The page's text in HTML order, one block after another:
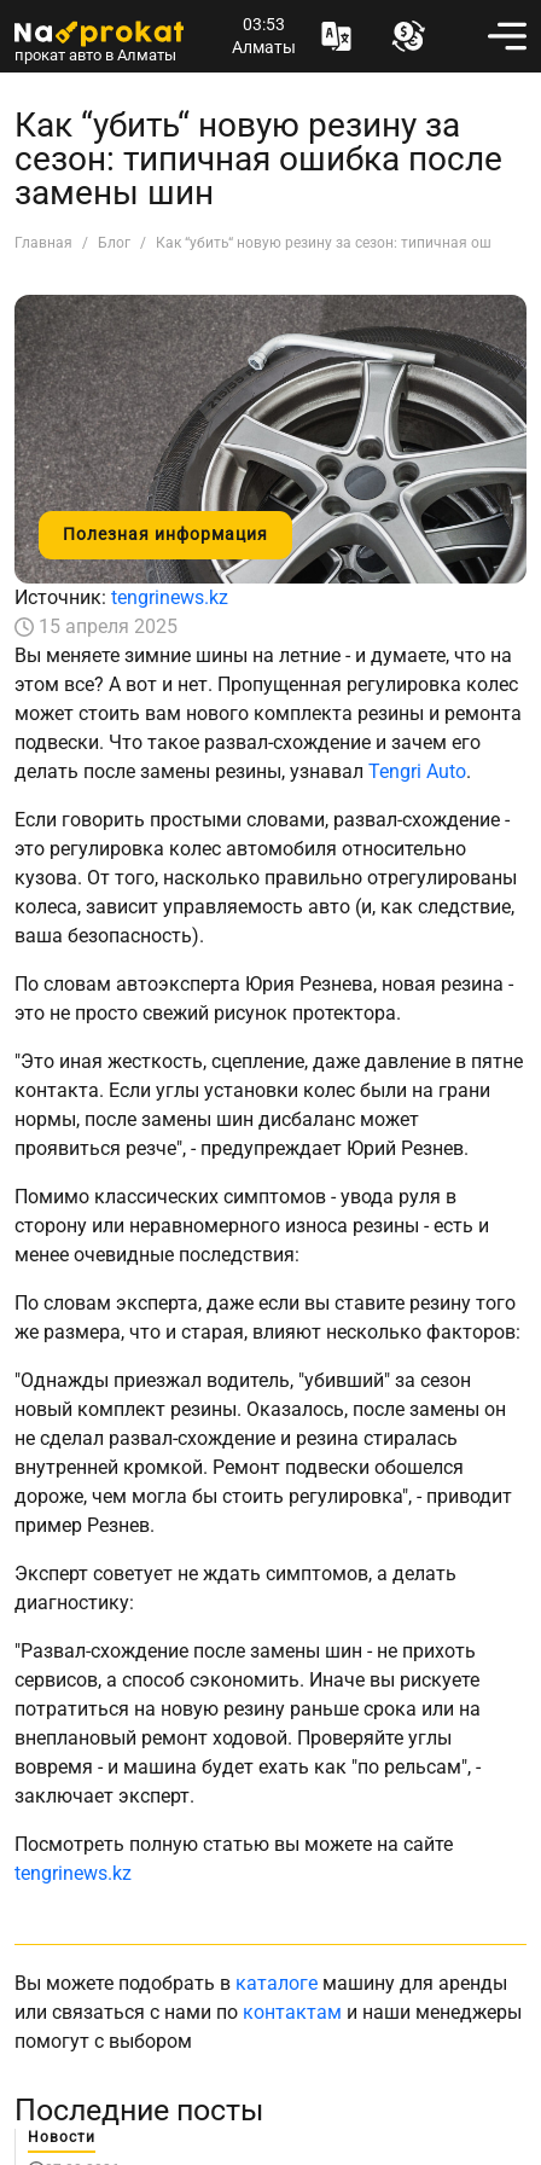
прокат авто в Алматы
03:53
Алматы
Как “убить“ новую резину за
сезон: типичная ошибка после
замены шин
Главная Блог Как “убить“ новую резину за сезон: типичная ошибка
Полезная информация
Источник: tengrinews.kz
15 апреля 2025
Вы меняете зимние шины на летние - и думаете, что на
этом все? А вот и нет. Пропущенная регулировка колес
может стоить вам нового комплекта резины и ремонта
подвески. Что такое развал-схождение и зачем его
делать после замены резины, узнавал Tengri Auto.
Если говорить простыми словами, развал-схождение -
это регулировка колес автомобиля относительно
кузова. От того, насколько правильно отрегулированы
колеса, зависит управляемость авто (и, как следствие,
ваша безопасность).
По словам автоэксперта Юрия Резнева, новая резина -
это не просто свежий рисунок протектора.
"Это иная жесткость, сцепление, даже давление в пятне
контакта. Если углы установки колес были на грани
нормы, после замены шин дисбаланс может
проявиться резче", - предупреждает Юрий Резнев.
Помимо классических симптомов - увода руля в
сторону или неравномерного износа резины - есть и
менее очевидные последствия:
По словам эксперта, даже если вы ставите резину того
же размера, что и старая, влияют несколько факторов:
"Однажды приезжал водитель, "убивший" за сезон
новый комплект резины. Оказалось, после замены он
не сделал развал-схождение и резина стиралась
внутренней кромкой. Ремонт подвески обошелся
дороже, чем могла бы стоить регулировка", - приводит
пример Резнев.
Эксперт советует не ждать симптомов, а делать
диагностику:
"Развал-схождение после замены шин - не прихоть
сервисов, а способ сэкономить. Иначе вы рискуете
потратиться на новую резину раньше срока или на
внеплановый ремонт ходовой. Проверяйте углы
вовремя - и машина будет ехать как "по рельсам", -
заключает эксперт.
Посмотреть полную статью вы можете на сайте
tengrinews.kz
Вы можете подобрать в каталоге машину для аренды
или связаться с нами по контактам и наши менеджеры
помогут с выбором
Последние посты
Новости